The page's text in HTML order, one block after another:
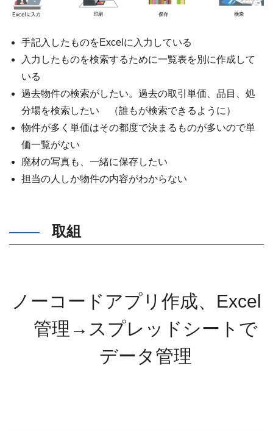
手記入したものをExcelに入力している
入力したものを検索するために一覧表を別に作成して
いる
過去物件の検索がしたい。過去の取引単価、品目、処
分場を検索したい （誰もが検索できるように）
物件が多く単価はその都度で決まるものが多いので単
価一覧がない
廃材の写真も、一緒に保存したい
担当の人しか物件の内容がわからない
取組
ノーコードアプリ作成、Excel
管理→スプレッドシートで
データ管理